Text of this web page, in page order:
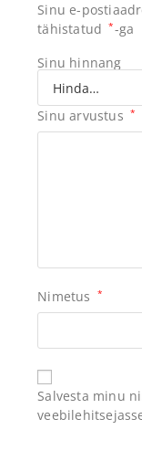
Sinu e-
tähistatud
*-ga
Sinu hinnang
Sinu arvustus *
Nimetus *
Salvesta minu